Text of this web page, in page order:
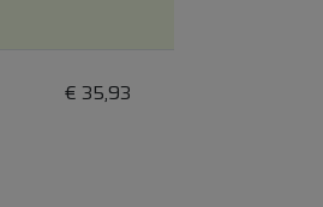
€ 35,93